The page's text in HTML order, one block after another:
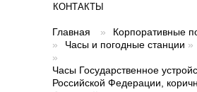
КОНТАКТЫ
Главная »
Корпоративные
»
Часы и погодные станции »
»
Часы Государственное
Российской Федерации,